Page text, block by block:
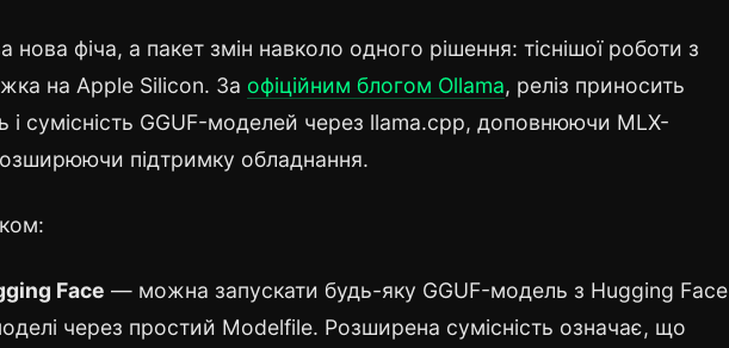
фіча, а пакет змін навколо одного рішення: тіснішої роботи з
на Apple Silicon. За офіційним блогом Ollama, реліз приносить
і сумісність GGUF-моделей через llama.cpp, доповнюючи MLX-
підтримку обладнання.
Face — можна запускати будь-яку GGUF-модель з Hugging Face
через простий Modelfile. Розширена сумісність означає, що